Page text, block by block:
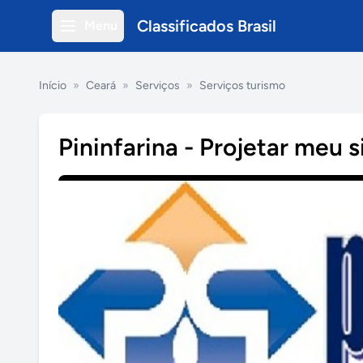
Classificados Brasil
Início » Ceará » Serviços » Serviços turismo
Pininfarina - Projetar meu